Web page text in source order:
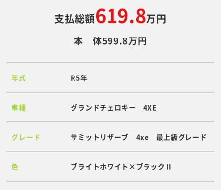
支払総額619.8万円
本 体599.8万円
年式 R5年
車種 グランドチェロキー 4XE
グレード サミットリザーブ 4xe 最上級グレード
色 ブライトホワイト×ブラックⅡ